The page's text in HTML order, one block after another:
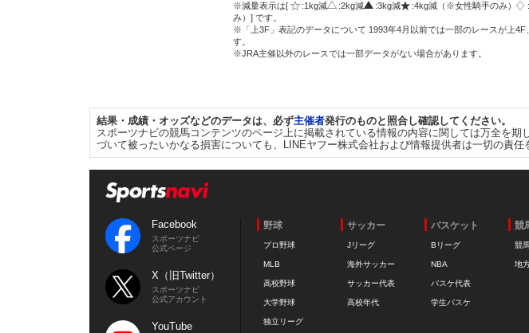
※減量表示は[
:1kg減 :2kg減 :3kg減 :4kg減（※女性騎手のみ）
み）] です。
※「上3F」表記のデータについて 1993年4月以前では一部のレースが上
す。
※JRA主催以外のレースでは一部データがない場合があります。
結果・成績・オッズなどのデータは、必ず主催者発行のものと照合し確認してください。
スポーツナビの競馬コンテンツのページ上に掲載されている情報の内容に関しては万全を
づいて被ったいかなる損害についても、LINEヤフー株式会社および情報提供者は一切の責任
Facebook
スポーツナビ
公式ページ
X（旧Twitter）
スポーツナビ
公式アカウント
YouTube
野球
プロ野球
MLB
高校野球
大学野球
独立リーグ
サッカー
Jリーグ
海外サッカー
サッカー代表
高校年代
バスケット
Bリーグ
NBA
バスケ代表
学生バスケ
競
競
地